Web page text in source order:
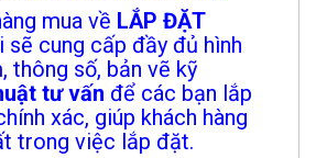
mua về LẮP ĐẶT
sẽ cung cấp đầy đủ hình
thông số, bản vẽ kỹ
tư vấn để các bạn lắp
xác, giúp khách hàng
trong việc lắp đặt.